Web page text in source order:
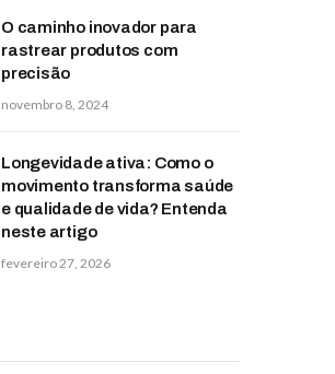
O caminho inovador para
rastrear produtos com
precisão
novembro 8, 2024
Longevidade ativa: Como o
movimento transforma saúde
e qualidade de vida? Entenda
neste artigo
fevereiro 27, 2026